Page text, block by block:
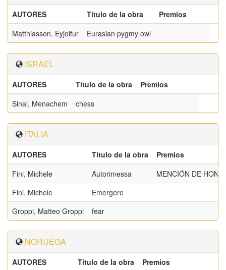
AUTORES Título de la obra
Premios
Matthiasson, Eyjolfur
Eurasian pygmy owl
ISRAEL
AUTORES Título de la obra
Premios
Sinai, Menachem
chess
ITALIA
AUTORES Título de la obra
Premios
Fini, Michele
Autorimessa
MENCIÓN DE
Fini, Michele
Emergere
Groppi, Matteo Groppi
fear
NORUEGA
AUTORES Título de la obra
Premios